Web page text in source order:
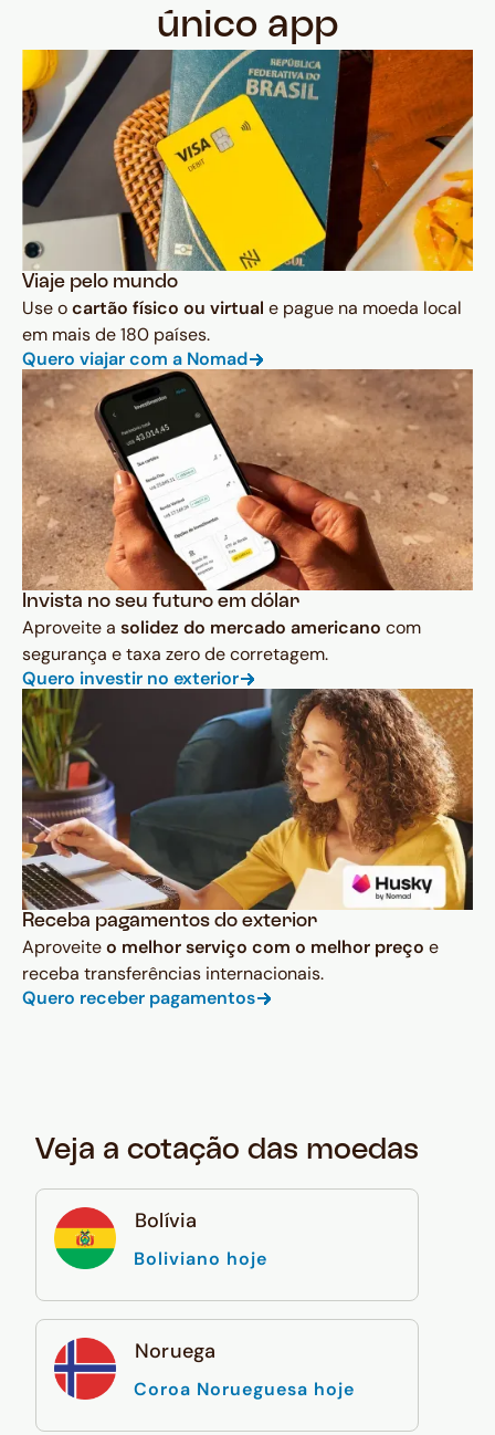
único app
Viaje pelo mundo
Use ocartão físico ou virtual e pague na moeda local
em mais de 180 países.
Quero viajar com a Nomad
Invista no seu futuro em dólar
Aproveite a solidez do mercado americano com
segurança e taxa zero de corretagem.
Quero investir no exterior
Receba pagamentos do exterior
Aproveiteo melhor serviço com o melhor preço e
receba transferências internacionais.
Quero receber pagamentos
Veja a cotação das moedas
Bolívia
Boliviano hoje
Noruega
Coroa Norueguesa hoje